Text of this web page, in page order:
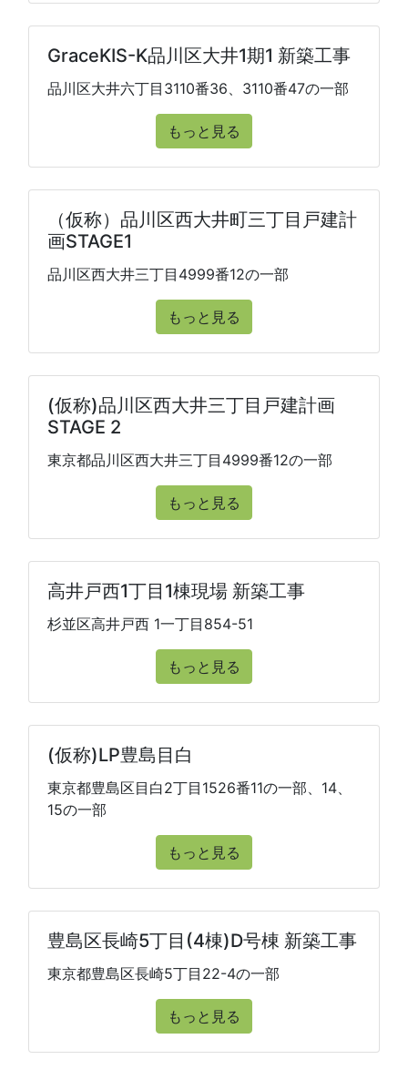
GraceKIS-K品川区大井1期1 新築工事
品川区大井六丁目3110番36、3110番47の一部
もっと見る
（仮称）品川区西大井町三丁目戸建計
画STAGE1
品川区西大井三丁目4999番12の一部
もっと見る
(仮称)品川区西大井三丁目戸建計画
STAGE 2
東京都品川区西大井三丁目4999番12の一部
もっと見る
高井戸西1丁目1棟現場 新築工事
杉並区高井戸西 1一丁目854-51
もっと見る
(仮称)LP豊島目白
東京都豊島区目白2丁目1526番11の一部、14、
15の一部
もっと見る
豊島区長崎5丁目(4棟)D号棟 新築工事
東京都豊島区長崎5丁目22-4の一部
もっと見る